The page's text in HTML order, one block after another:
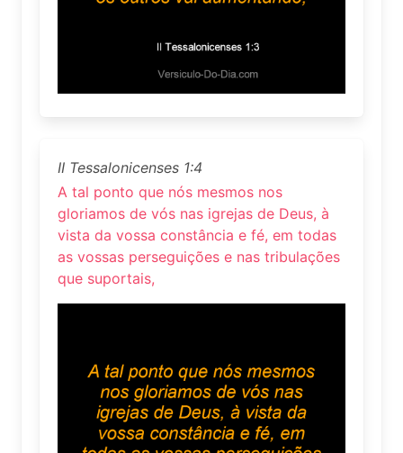
II Tessalonicenses 1:4
A tal ponto que nós mesmos nos
gloriamos de vós nas igrejas de Deus, à
vista da vossa constância e fé, em todas
as vossas perseguições e nas tribulações
que suportais,